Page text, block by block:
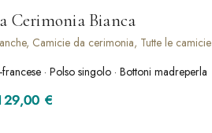
Cerimonia Bianca
Camicie da cerimonia, Tutte le camicie
· Polso singolo · Bottoni madreperla
originale era: 240,00 €.
€
attuale è: 129,00 €.